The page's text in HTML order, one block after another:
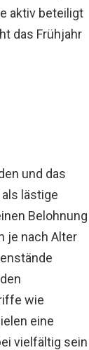
aktiv beteiligt
das Frühjahr
und das
lästige
Belohnung
je nach Alter
wie
eine
vielfältig sein